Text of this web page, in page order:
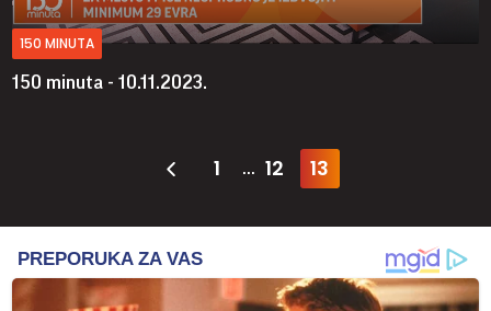
150 MINUTA
150 minuta - 10.11.2023.
1 ... 12 13